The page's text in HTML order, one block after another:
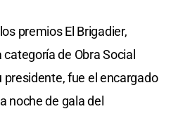
premios El Brigadier,
de Obra Social
presidente, fue el encargado
noche de gala del